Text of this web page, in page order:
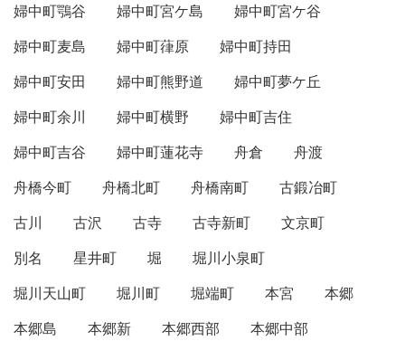
婦中町鶚谷
婦中町宮ケ島
婦中町宮ケ谷
婦中町麦島
婦中町葎原
婦中町持田
婦中町安田
婦中町熊野道
婦中町夢ケ丘
婦中町余川
婦中町横野
婦中町吉住
婦中町吉谷
婦中町蓮花寺 舟倉
舟渡
舟橋今町
舟橋北町 舟橋南町
古鍛冶町
古川
古沢 古寺 古寺新町
文京町
別名
星井町 堀
堀川小泉町
堀川天山町
堀川町 堀端町 本宮
本郷
本郷島
本郷新 本郷西部
本郷中部